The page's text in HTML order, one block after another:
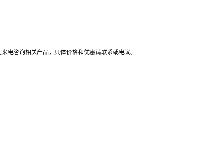
电咨询相关产品，具体价格和优惠请联系或电议。